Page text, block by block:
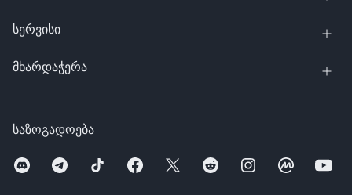
საზოგადოება
სერვისი
მხარდაჭერა